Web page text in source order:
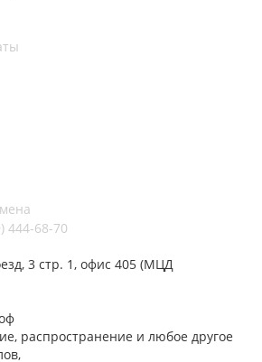
444-68-70
3 стр. 1, офис 405 (МЦД
распространение и любое другое